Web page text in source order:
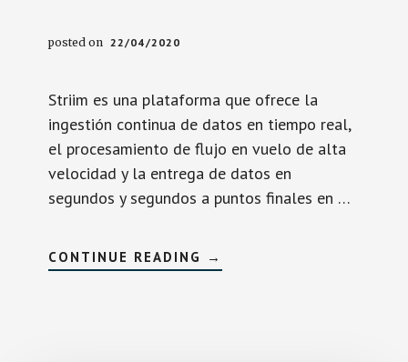
posted on 22/04/2020
Striim es una plataforma que ofrece la
ingestión continua de datos en tiempo real,
el procesamiento de flujo en vuelo de alta
velocidad y la entrega de datos en
segundos y segundos a puntos finales en …
CONTINUE READING SOBRESTRIIM
→